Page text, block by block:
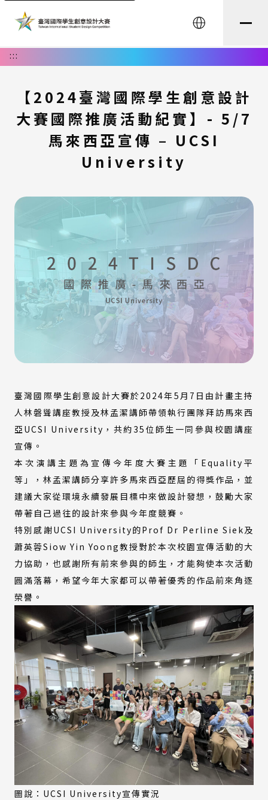
English
:::
【2024臺灣國際學生創意設計
大賽國際推廣活動紀實】- 5/7
馬來西亞宣傳 – UCSI
University
臺灣國際學生創意設計大賽於2024年5月7日由計畫主持
人林磐聳講座教授及林孟潔講師帶領執行團隊拜訪馬來西
亞UCSI University，共約35位師生一同參與校園講座
宣傳。
本次演講主題為宣傳今年度大賽主題「Equality平
等」，林孟潔講師分享許多馬來西亞歷屆的得獎作品，並
建議大家從環境永續發展目標中來做設計發想，鼓勵大家
帶著自己過往的設計來參與今年度競賽。
特別感謝UCSI University的Prof Dr Perline Siek及
蕭英蓉Siow Yin Yoong教授對於本次校園宣傳活動的大
力協助，也感謝所有前來參與的師生，才能夠使本次活動
圓滿落幕，希望今年大家都可以帶著優秀的作品前來角逐
榮譽。
圖說：UCSI University宣傳實況